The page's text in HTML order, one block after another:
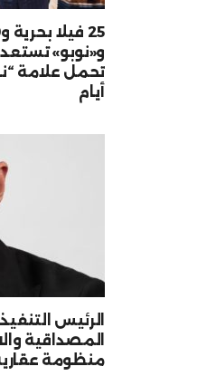
و«نوبو»
تحمل علامة
أيام
المصداقية
منظومة